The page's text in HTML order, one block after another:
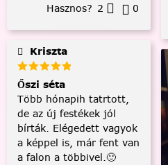
Hasznos? 2 0
Kriszta
Őszi séta
Több hónapih tatrtott,
de az új festékek jól
bírták. Elégedett vagyok
a képpel is, már fent van
a falon a többivel.🙂